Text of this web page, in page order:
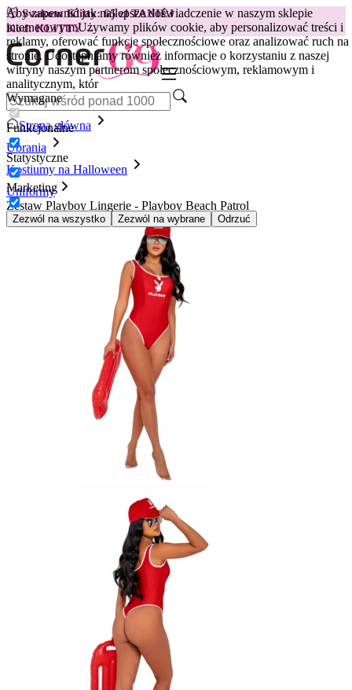
Aby zapewnić jak najlepsze doświadczenie w naszym sklepie
internetowym.Używamy plików cookie, aby personalizować treści i
reklamy, oferować funkcje społecznościowe oraz analizować ruch na
stronie. Udostępniamy również informacje o korzystaniu z naszej
witryny naszym partnerom społecznościowym, reklamowym i
analitycznym, któr
Wymagane
Funkcjonalne
Statystyczne
Marketing
Zezwól na wszystko Zezwól na wybrane Odrzuć
😽Svakom Klitty: 65 zł TANIEJ
Kod: KLITTY →
Strona główna
Ubrania
Kostiumy na Halloween
Uniformy
Zestaw Playboy Lingerie - Playboy Beach Patrol